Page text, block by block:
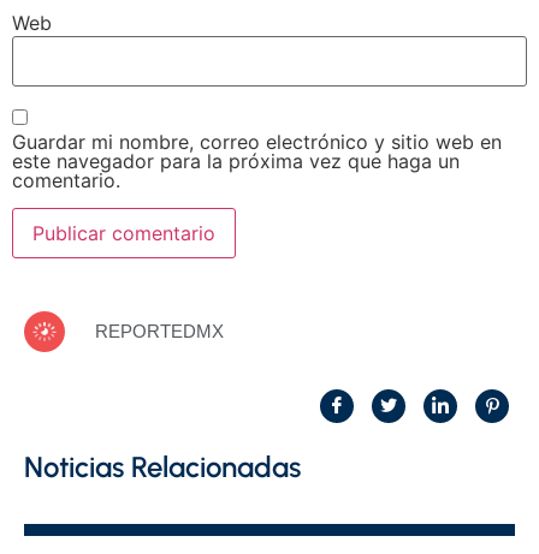
Web
Guardar mi nombre, correo electrónico y sitio web en
este navegador para la próxima vez que haga un
comentario.
REPORTEDMX
Noticias Relacionadas